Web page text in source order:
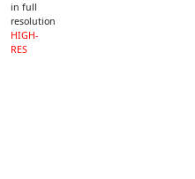
in full
resolution
HIGH-
RES